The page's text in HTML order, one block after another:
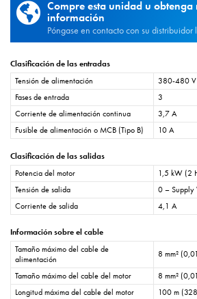
Compre esta unidad u obtenga
información
Póngase en contacto con su distribuidor
Clasificación de las entradas
Tensión de alimentación
380-480 V
Fases de entrada
3
Corriente de alimentación continua
3,7 A
Fusible de alimentación o MCB (Tipo B)
10 A
Clasificación de las salidas
Potencia del motor
1,5 kW (2
Tensión de salida
0 – Supply
Corriente de salida
4,1 A
Información sobre el cable
Tamaño máximo del cable de
alimentación
8 mm²
Tamaño máximo del cable del motor
8 mm²
Longitud máxima del cable del motor
100 m